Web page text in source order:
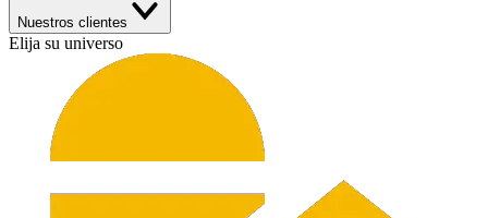
Nuestros clientes
Elija su universo